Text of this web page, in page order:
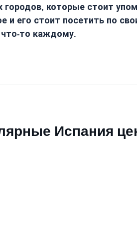
городов, которые стоит
и его стоит посетить по
то каждому.
Испания